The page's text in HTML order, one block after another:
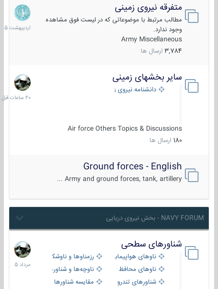
متفرقه نیروی زمینی
مطالب مرتبط با موضوعاتی که در لیست فوق مشاهده
وجود ندارد.
Army Miscellaneous
3,784 ارسال ها
27
1405
سایر بخشهای زمینی
دانشنامه نیروی زمینی
Air force Others Topics & Discussions
180 ارسال ها
20
ساعات
قبل
Ground forces - English
Army and ground forces, tank, artillery ...
NAVY FORUM - بخش نیروی دریایی
شناورهای سطحی
ناوهای هواپیمابر و بالگرد بررزمناوها و ناوشکن‌ها
ناوهای محافظ
ناوچه‌ها و شناورهای گشتی
شناورهای تندرو
مقایسه شناورها
2
مرداد
1405